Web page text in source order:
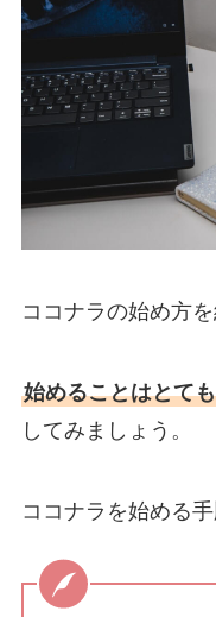
ココナラの始め方を
始めることはとて
してみましょう。
ココナラを始める